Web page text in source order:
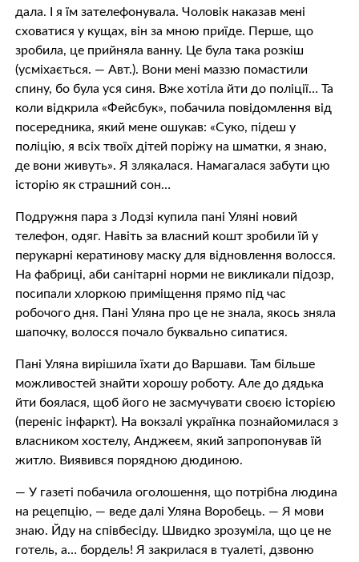
дала. І я їм зателефонувала. Чоловік наказав мені
сховатися у кущах, він за мною приїде. Перше, що
зробила, це прийняла ванну. Це була така розкіш
(усміхається. — Авт.). Вони мені маззю помастили
спину, бо була уся синя. Вже хотіла йти до поліції… Та
коли відкрила «Фейсбук», побачила повідомлення від
посередника, який мене ошукав: «Суко, підеш у
поліцію, я всіх твоїх дітей поріжу на шматки, я знаю,
де вони живуть». Я злякалася. Намагалася забути цю
історію як страшний сон…
Подружня пара з Лодзі купила пані Уляні новий
телефон, одяг. Навіть за власний кошт зробили їй у
перукарні кератинову маску для відновлення волосся.
На фабриці, аби санітарні норми не викликали підозр,
посипали хлоркою приміщення прямо під час
робочого дня. Пані Уляна про це не знала, якось зняла
шапочку, волосся почало буквально сипатися.
Пані Уляна вирішила їхати до Варшави. Там більше
можливостей знайти хорошу роботу. Але до дядька
йти боялася, щоб його не засмучувати своєю історією
(переніс інфаркт). На вокзалі українка познайомилася з
власником хостелу, Анджеєм, який запропонував їй
житло. Виявився порядною дюдиною.
— У газеті побачила оголошення, що потрібна людина
на рецепцію, — веде далі Уляна Воробець. — Я мови
знаю. Йду на співбесіду. Швидко зрозуміла, що це не
готель, а… бордель! Я закрилася в туалеті, дзвоню